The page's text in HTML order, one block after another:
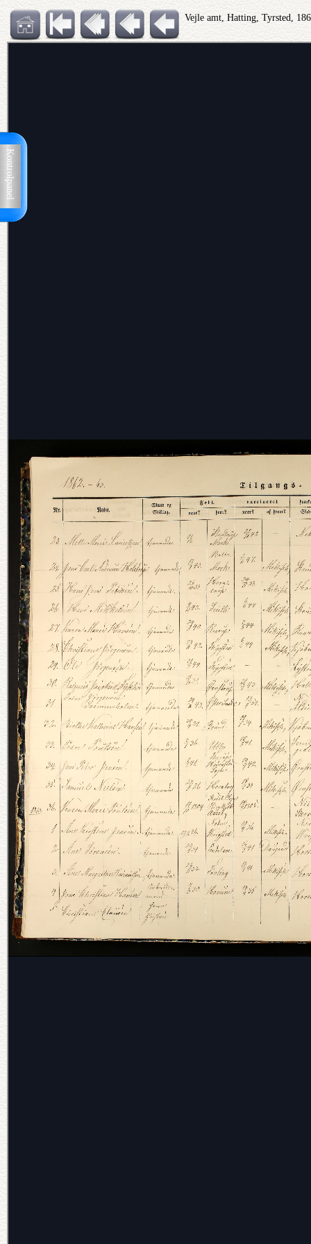
Kontrolpanel
Vejle amt, Hatting, Tyrsted,